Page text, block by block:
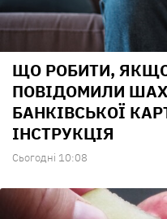
ЩО РОБИТИ,
ПОВІДОМИЛИ
БАНКІВСЬКОЇ
ІНСТРУКЦІЯ
Сьогодні 10:08